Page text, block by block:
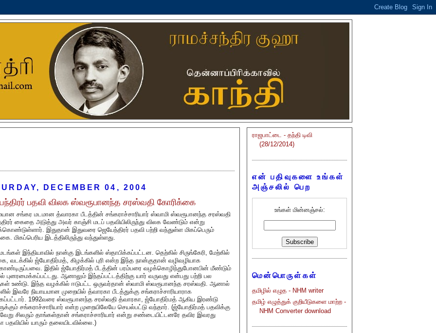
DECEMBER 04, 2004
பதவி விலக ஸ்வரூபானந்த சரஸ்வதி கோரிக்கை
சங்கர மடமான த்வாரகா பீடத்தின் சங்கராச்சாரியார் ஸ்வாமி ஸ்வரூபானந்த சரஸ்வதி
கைதை அடுத்து அவர் காஞ்சி மடப் பதவியிலிருந்து விலக வேண்டும் என்று
இதுதான் இதுவரை ஜெயேந்திரர் பதவி பற்றி வந்துள்ள மிகப்பெரும்
மிகப்பெரிய இடத்திலிருந்து வந்துள்ளது.
இந்தியாவில் நான்கு இடங்களில் ஸ்தாபிக்கப்பட்டன. தெற்கில் சிருங்கேரி, மேற்கில்
வடக்கில் ஜ்யோதிர்மத், கிழக்கில் புரி என்ற இந்த நான்குதான் வழிவழியாக
இதில் ஜ்யோதிர்மத் பீடத்தின் பரம்பரை வழக்கொழிந்துபோனபின் மீண்டும்
புனரமைக்கப்பட்டது. ஆனாலும் இந்தப்பட்டத்திற்கு யார் வருவது என்பது பற்றி பல
உண்டு. இந்த வழக்கில் ஈடுபட்ட ஒருவர்தான் ஸ்வாமி ஸ்வரூபானந்த சரஸ்வதி. ஆனால்
இவரே நியாயமான முறையில் த்வாரகா பீடத்துக்கு சங்கராச்சாரியாராக
1992வரை ஸ்வரூபானந்த சரஸ்வதி த்வாரகா, ஜ்யோதிர்மத் ஆகிய இரண்டு
சங்கராச்சாரியார் என்ற முறையிலேயே செயல்பட்டு வந்தார். (ஜ்யோதிர்மத் பதவிக்கு
வேறு சிலரும் தாங்கள்தான் சங்கராச்சாரியார் என்று சண்டையிட்டனரே தவிர இவரது
பதவியில் யாரும் தலையிடவில்லை.)
ராஜபாட்டை - தந்தி டிவி
(28/12/2014)
என் பதிவுகளை உங்கள்
அஞ்சலில் பெற
உங்கள் மின்னஞ்சல்:
மென்பொருள்கள்
தமிழில் எழுத - NHM writer
தமிழ் எழுத்துக் குறியீடுகளை மாற்ற -
NHM Converter download